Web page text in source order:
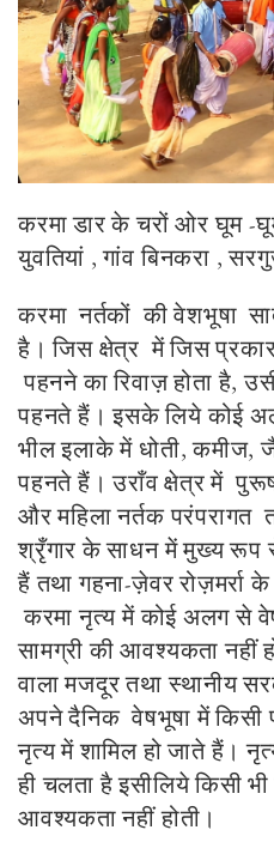
करमा डार के चरों ओर घूम
युवतियां , गांव बिनकरा ,
करमा नर्तकों की वेशभूषा
है। जिस क्षेत्र में जिस
पहनने का रिवाज़ होता है,
पहनते हैं। इसके लिये कोई
भील इलाके में धोती,
पहनते हैं। उराँव क्षेत्र में
और महिला नर्तक परंपरागत
श्रृँगार के साधन में मुख्य रूप
हैं तथा गहना-ज़ेवर रोज़मर्रा
करमा नृत्य में कोई अलग से
सामग्री की आवश्यकता नहीं
वाला मजदूर तथा स्थानीय
अपने दैनिक वेषभूषा में किसी
नृत्य में शामिल हो जाते हैं।
ही चलता है इसीलिये किसी
आवश्यकता नहीं होती।